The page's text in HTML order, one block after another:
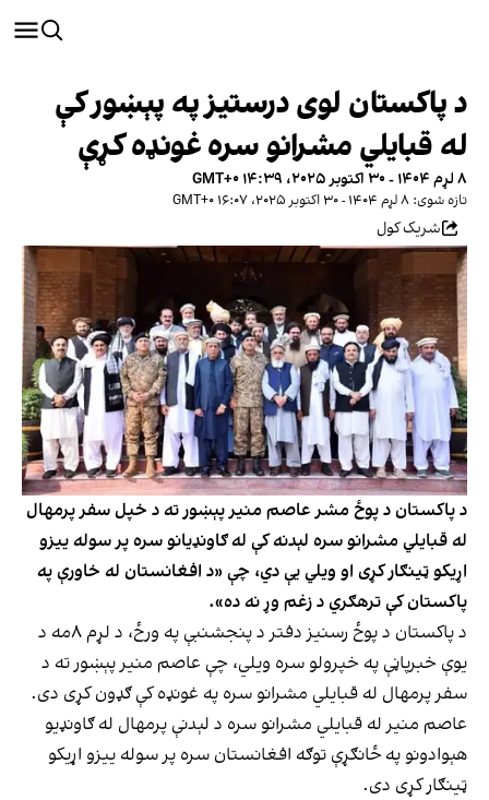
د پاکستان لوی درستیز په پېښور کې
له قبایلي مشرانو سره غونډه کړې
۸ لړم ۱۴۰۴ - ۳۰ اکتوبر ۲۰۲۵، ۱۴:۳۹ GMT+۰
تازه شوی: ۸ لړم ۱۴۰۴ - ۳۰ اکتوبر ۲۰۲۵، ۱۶:۰۷ GMT+۰
شریک کول
د پاکستان د پوځ مشر عاصم منیر پېښور ته د خپل سفر پرمهال
له قبایلي مشرانو سره لېدنه کې له ګاونډیانو سره پر سوله ییزو
اړیکو ټینګار کړی او ویلي یې دي، چې «د افغانستان له خاورې په
پاکستان کې ترهګري د زغم وړ نه ده».
د پاکستان د پوځ رسنیز دفتر د پنجشنبې په ورځ، د لړم ۸مه د
یوې خبرپاڼې په خپرولو سره ویلي، چې عاصم منیر پېښور ته د
سفر پرمهال له قبایلي مشرانو سره په غونډه کې ګډون کړی دی.
عاصم منیر له قبایلي مشرانو سره د لېدنې پرمهال له ګاونډیو
هېوادونو په ځانګړې توګه افغانستان سره پر سوله ییزو اړیکو
ټینګار کړی دی.